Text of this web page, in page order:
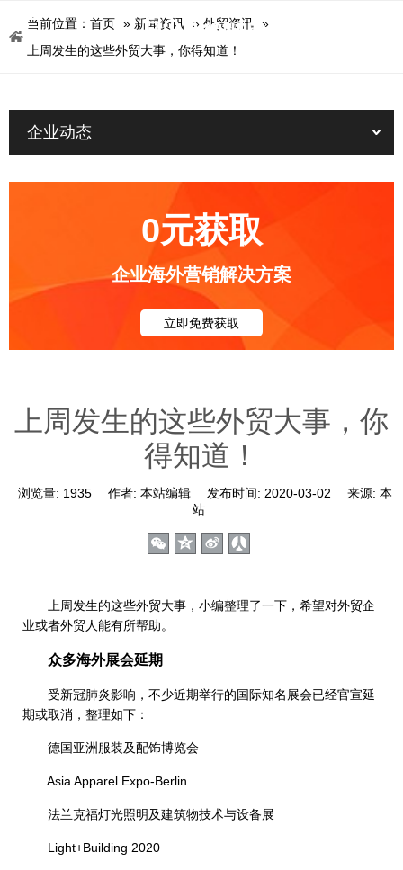
当前位置： 首页 » 新闻资讯 » 外贸资讯 »
上周发生的这些外贸大事，你得知道！
企业动态
0元获取
企业海外营销解决方案
立即免费获取
上周发生的这些外贸大事，你
得知道！
浏览量: 1935 作者: 本站编辑 发布时间: 2020-03-02 来源: 本
站
上周发生的这些外贸大事，小编整理了一下，希望对外贸企
业或者外贸人能有所帮助。
众多海外展会延期
受新冠肺炎影响，不少近期举行的国际知名展会已经官宣延
期或取消，整理如下：
德国亚洲服装及配饰博览会
Asia Apparel Expo-Berlin
法兰克福灯光照明及建筑物技术与设备展
Light+Building 2020